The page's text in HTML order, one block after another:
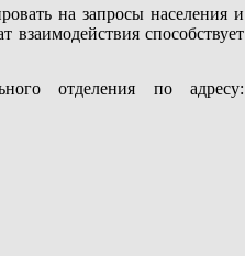
на запросы населения и
способствует
отделения по адресу: